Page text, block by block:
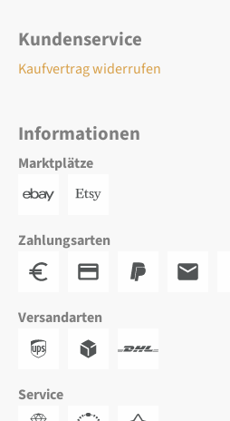
Kundenservice
Kaufvertrag widerrufen
Informationen
Marktplätze
Zahlungsarten
Versandarten
Service